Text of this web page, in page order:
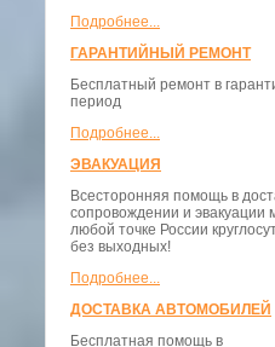
Подробнее...
ГАРАНТИЙНЫЙ РЕМОНТ
Бесплатный ремонт в
период
Подробнее...
ЭВАКУАЦИЯ
Всесторонняя помощь в
сопровождении и эвакуации
любой точке России
без выходных!
Подробнее...
ДОСТАВКА АВТОМОБИЛЕЙ
Бесплатная помощь в